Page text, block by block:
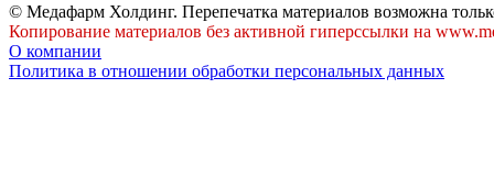
© Медафарм Холдинг. Перепечатка материалов возможна
Копирование материалов без активной гиперссылки на
О компании
Политика в отношении обработки персональных данных